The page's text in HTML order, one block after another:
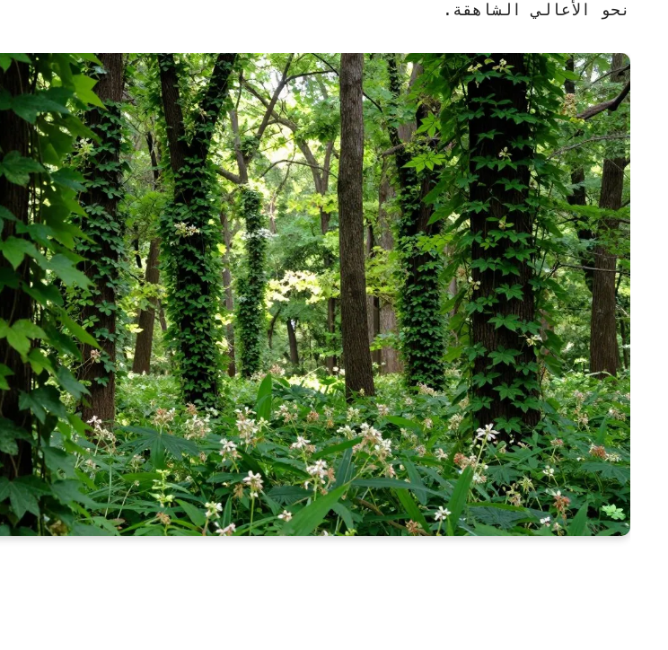
نحو الأعالي الشاهقة.